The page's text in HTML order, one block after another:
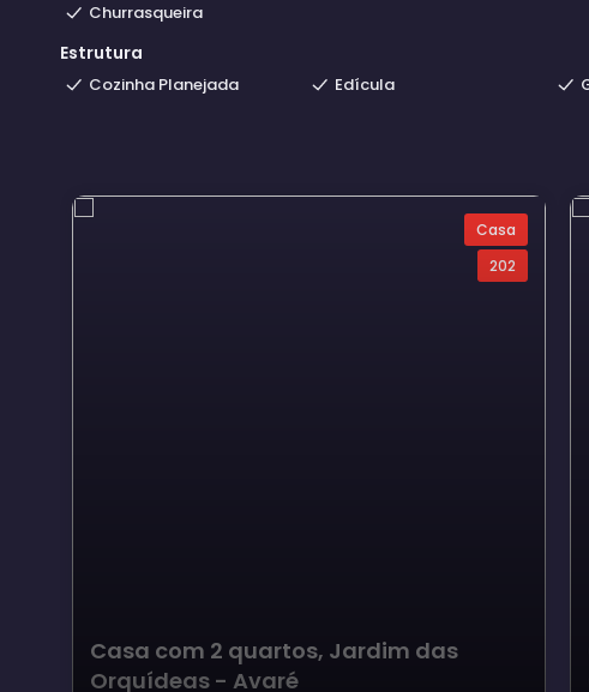
Churrasqueira
Estrutura
Cozinha Planejada Edícula
Casa
202
Casa com 2 quartos, Jardim das
Orquídeas - Avaré